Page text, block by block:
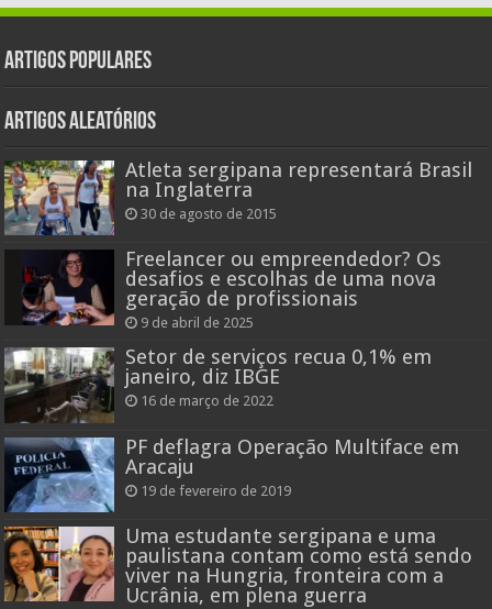
Artigos populares
Artigos aleatórios
Atleta sergipana representará Brasil
na Inglaterra
30 de agosto de 2015
Freelancer ou empreendedor? Os
desafios e escolhas de uma nova
geração de profissionais
9 de abril de 2025
Setor de serviços recua 0,1% em
janeiro, diz IBGE
16 de março de 2022
PF deflagra Operação Multiface em
Aracaju
19 de fevereiro de 2019
Uma estudante sergipana e uma
paulistana contam como está sendo
viver na Hungria, fronteira com a
Ucrânia, em plena guerra